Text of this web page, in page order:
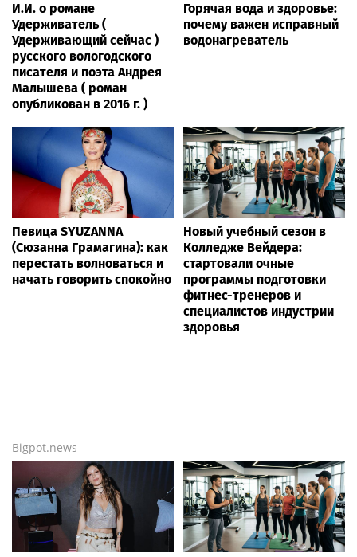
И.И. о романе
Удерживатель (
Удерживающий сейчас )
русского вологодского
писателя и поэта Андрея
Малышева ( роман
опубликован в 2016 г. )
Горячая вода и здоровье:
почему важен исправный
водонагреватель
Певица SYUZANNA
(Сюзанна Грамагина): как
перестать волноваться и
начать говорить спокойно
Новый учебный сезон в
Колледже Вейдера:
стартовали очные
программы подготовки
фитнес-тренеров и
специалистов индустрии
здоровья
Bigpot.news